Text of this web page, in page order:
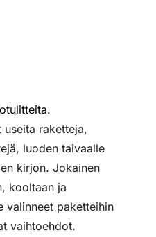
.
useita raketteja,
luoden taivaalle
kirjon. Jokainen
kooltaan ja
valinneet paketteihin
vaihtoehdot.